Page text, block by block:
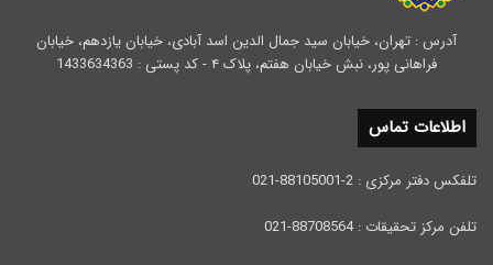
آدرس : تهران، خیابان سید جمال الدین اسد آبادی، خیابان یازدهم، خیابان
فراهانی پور، نبش خیابان هفتم، پلاک ۴ - کد پستی : 1433634363
اطلاعات تماس
تلفکس دفتر مرکزی : 2-88105001-021
تلفن مرکز تحقیقات : 88708564-021